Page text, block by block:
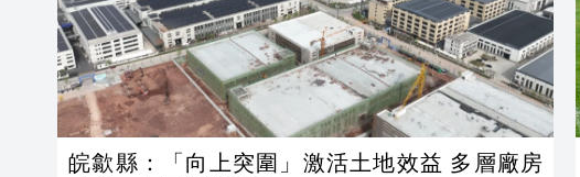
皖歙縣：「向上突圍」激活土地效益 多層廠房